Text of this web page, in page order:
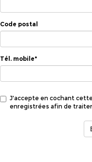
Code postal
Tél. mobile*
J'accepte en cochant
enregistrées afin de traiter